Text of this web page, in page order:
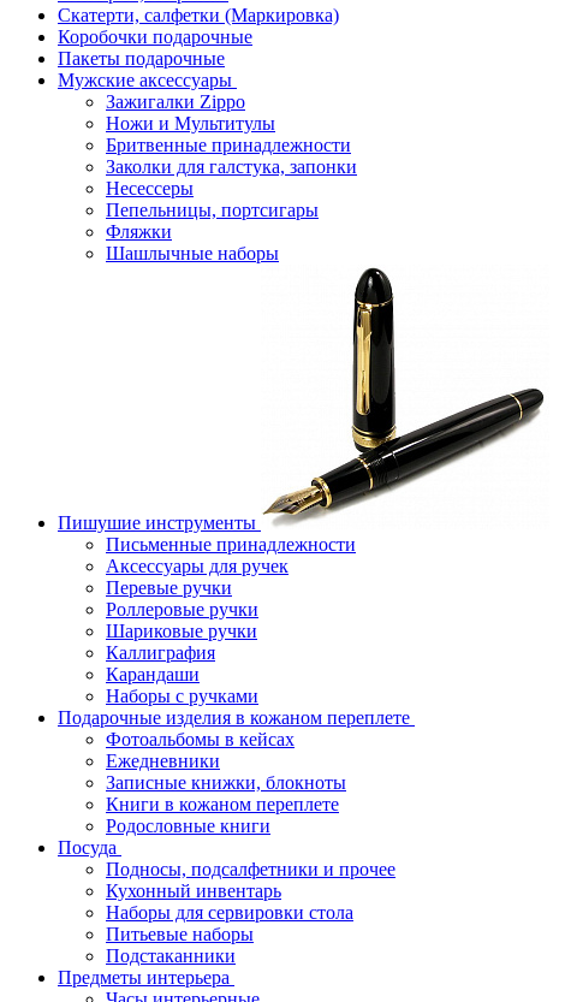
Скатерти, салфетки (Маркировка)
Коробочки подарочные
Пакеты подарочные
Мужские аксессуары
Зажигалки Zippo
Ножи и Мультитулы
Бритвенные принадлежности
Заколки для галстука, запонки
Несессеры
Пепельницы, портсигары
Фляжки
Шашлычные наборы
Пишушие инструменты
Письменные принадлежности
Аксессуары для ручек
Перевые ручки
Роллеровые ручки
Шариковые ручки
Каллиграфия
Карандаши
Наборы с ручками
Подарочные изделия в кожаном переплете
Фотоальбомы в кейсах
Ежедневники
Записные книжки, блокноты
Книги в кожаном переплете
Родословные книги
Посуда
Подносы, подсалфетники и прочее
Кухонный инвентарь
Наборы для сервировки стола
Питьевые наборы
Подстаканники
Предметы интерьера